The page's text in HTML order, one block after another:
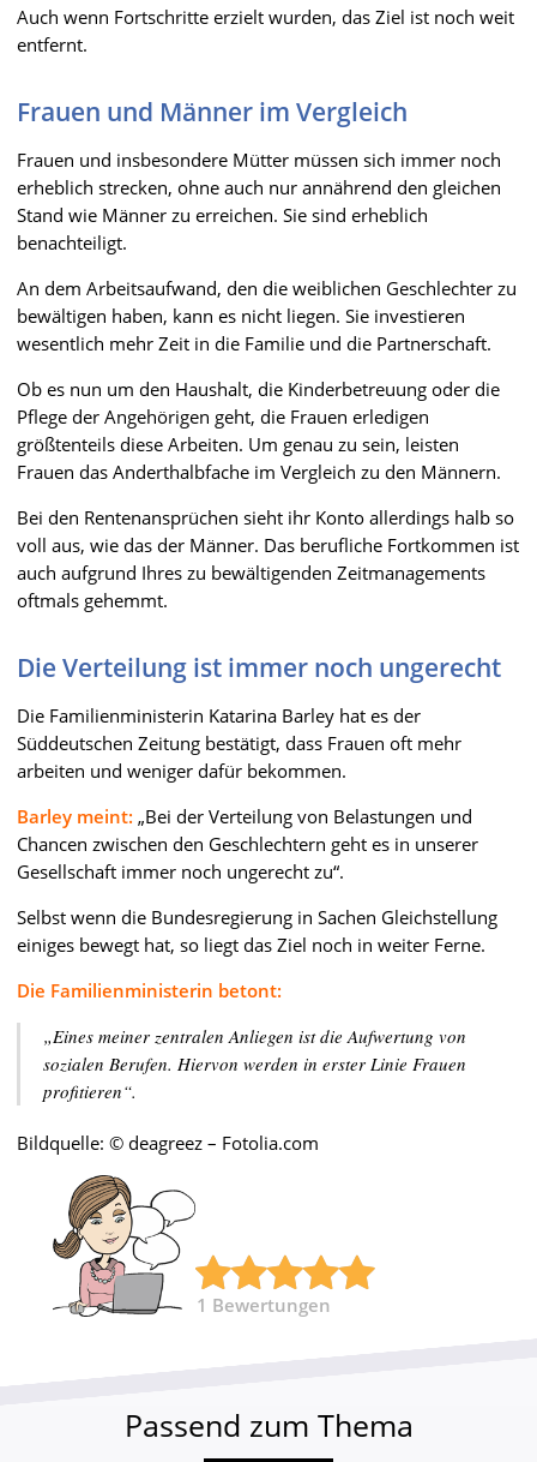
Auch wenn Fortschritte erzielt wurden, das Ziel ist noch weit
entfernt.
Frauen und Männer im Vergleich
Frauen und insbesondere Mütter müssen sich immer noch
erheblich strecken, ohne auch nur annährend den gleichen
Stand wie Männer zu erreichen. Sie sind erheblich
benachteiligt.
An dem Arbeitsaufwand, den die weiblichen Geschlechter zu
bewältigen haben, kann es nicht liegen. Sie investieren
wesentlich mehr Zeit in die Familie und die Partnerschaft.
Ob es nun um den Haushalt, die Kinderbetreuung oder die
Pflege der Angehörigen geht, die Frauen erledigen
größtenteils diese Arbeiten. Um genau zu sein, leisten
Frauen das Anderthalbfache im Vergleich zu den Männern.
Bei den Rentenansprüchen sieht ihr Konto allerdings halb so
voll aus, wie das der Männer. Das berufliche Fortkommen ist
auch aufgrund Ihres zu bewältigenden Zeitmanagements
oftmals gehemmt.
Die Verteilung ist immer noch ungerecht
Die Familienministerin Katarina Barley hat es der
Süddeutschen Zeitung bestätigt, dass Frauen oft mehr
arbeiten und weniger dafür bekommen.
Barley meint: „Bei der Verteilung von Belastungen und
Chancen zwischen den Geschlechtern geht es in unserer
Gesellschaft immer noch ungerecht zu“.
Selbst wenn die Bundesregierung in Sachen Gleichstellung
einiges bewegt hat, so liegt das Ziel noch in weiter Ferne.
Die Familienministerin betont:
„Eines meiner zentralen Anliegen ist die Aufwertung von
sozialen Berufen. Hiervon werden in erster Linie Frauen
profitieren“.
Bildquelle: © deagreez – Fotolia.com
1 Bewertungen
Passend zum Thema